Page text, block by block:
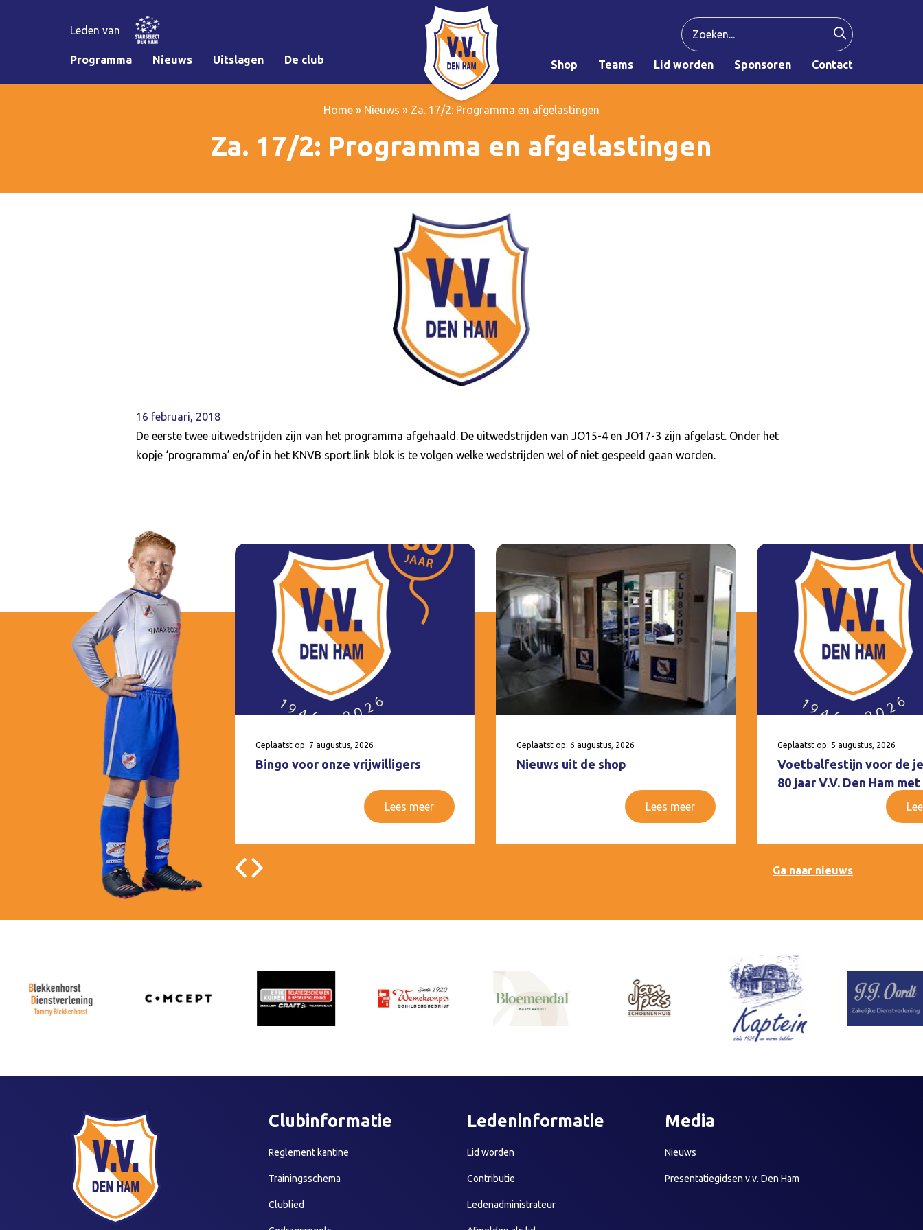
Leden van
Programma Nieuws Uitslagen De club Shop Teams Lid worden Sponsoren Contact
Home » Nieuws » Za. 17/2: Programma en afgelastingen
Za. 17/2: Programma en afgelastingen
16 februari, 2018
De eerste twee uitwedstrijden zijn van het programma afgehaald. De uitwedstrijden van JO15-4 en JO17-3 zijn afgelast. Onder het
kopje ‘programma’ en/of in het KNVB sport.link blok is te volgen welke wedstrijden wel of niet gespeeld gaan worden.
Geplaatst op: 7 augustus, 2026
Bingo voor onze vrijwilligers
Lees meer
Geplaatst op: 6 augustus, 2026
Nieuws uit de shop
Lees meer
Geplaatst op: 5 augustus, 2026
Voetbalfestijn voor de
80 jaar V.V. Den Ham
Ga naar nieuws
Clubinformatie
Reglement kantine
Trainingsschema
Clublied
Ledeninformatie
Lid worden
Contributie
Ledenadministrateur
Media
Nieuws
Presentatiegidsen v.v. Den Ham